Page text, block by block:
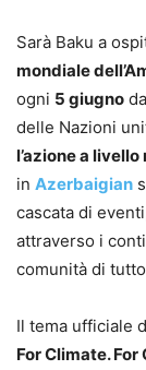
Sarà Baku a
mondiale
ogni 5 giugno
delle Nazioni
l’azione a
in Azerbaigian
cascata di
attraverso i
comunità di
Il tema ufficiale
For Climate. For